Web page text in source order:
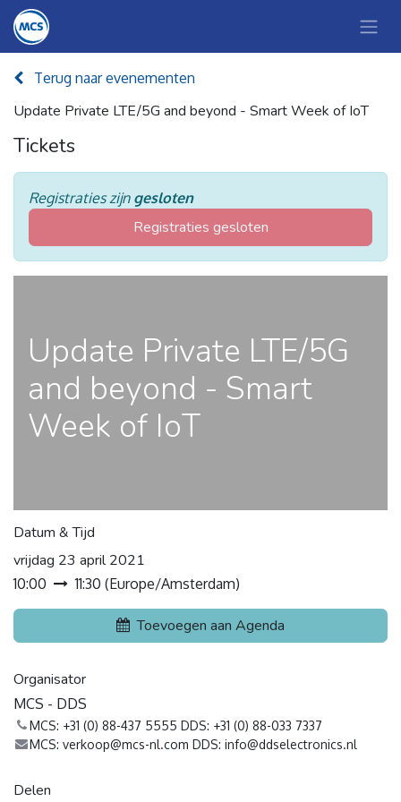
Terug naar evenementen
Update Private LTE/5G and beyond - Smart Week of IoT
Tickets
Registraties zijn gesloten
Registraties gesloten
Update Private LTE/5G
and beyond - Smart
Week of IoT
Datum & Tijd
vrijdag 23 april 2021
10:00 11:30 (Europe/Amsterdam)
Toevoegen aan Agenda
Organisator
MCS - DDS
MCS: +31 (0) 88-437 5555 DDS: +31 (0) 88-033 7337
MCS: verkoop@mcs-nl.com DDS: info@ddselectronics.nl
Delen